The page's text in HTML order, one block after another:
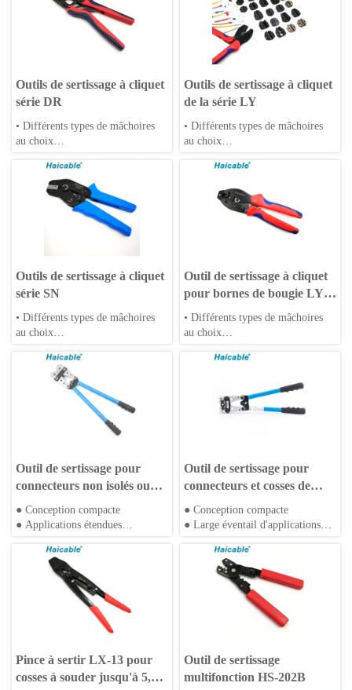
Outils de sertissage à cliquet
série DR
• Différents types de mâchoires
au choix
acceptées
• Poignées en PP ou TPR
Outils de sertissage à cliquet
de la série LY
• Différents types de mâchoires
au choix
acceptées
Outils de sertissage à cliquet
série SN
• Différents types de mâchoires
au choix
acceptées
• Poignées en PP ou TPR
Outil de sertissage à cliquet
pour bornes de bougie LY-
2048
• Différents types de mâchoires
au choix
• Poignées en PP ou TPR
Outil de sertissage pour
connecteurs non isolés ou
cosses de câble HX-
120B/150B/240B
● Conception compacte
● Applications étendues
Outil de sertissage pour
connecteurs et cosses de
câble non isolés HX-50B
● Conception compacte
● Large éventail d'applications
Pince à sertir LX-13 pour
cosses à souder jusqu'à 5,5
Outil de sertissage
multifonction HS-202B